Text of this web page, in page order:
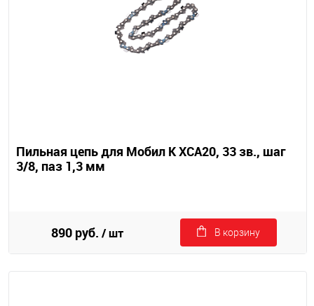
Пильная цепь для Мобил К XCA20, 33 зв., шаг
3/8, паз 1,3 мм
890 руб. / шт В корзину